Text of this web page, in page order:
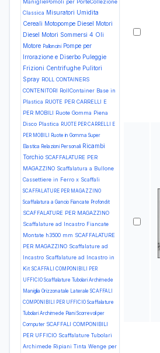
ManigliePomoli per PorteCollezione
Classica Misuratori Umidita
Cereali Motopompe Diesel Motori
Diesel Motori Sommersi 4 Oli
Motore Palloncini Pompe per
Irrorazione e Diserbo Puleggie
Frizioni Centrifughe Pulitori
Spray ROLL CONTAINERS
CONTENITORI RollContainer Base in
Plastica RUOTE PER CARRELLI E
PER MOBILI Ruote Gomma Piena
Disco Plastica RUOTE PER CARRELLI E
PER MOBILI Ruote in Gomma Super
Elastica Relazioni Personali Ricambi
Torchio SCAFFALATURE PER
MAGAZZINO Scaffalatura a Bullone
Cassettiere in Ferro x Scaffali
SCAFFALATURE PER MAGAZZINO
Scaffalatura a Gancio Fiancate Profondit
SCAFFALATURE PER MAGAZZINO
Scaffalature ad Incastro Fiancate
Montate h3500 mm SCAFFALATURE
PER MAGAZZINO Scaffalature ad
Incastro Scaffalature ad Incastro in
Kit SCAFFALI COMPONIBILI PER
UFFICIO Scaffalature Tubolari Archimede
Maniglia Orizzonatale Laterale SCAFFALI
COMPONIBILI PER UFFICIO Scaffalature
Tubolari Archimede Piani Scorrevoli per
Computer SCAFFALI COMPONIBILI
PER UFFICIO Scaffalature Tubolari
Archimede Ripiani Tinta Wenge per